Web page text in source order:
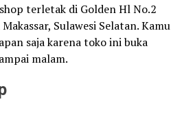
terletak di Golden Hl No.2
Sulawesi Selatan. Kamu
saja karena toko ini buka
malam.